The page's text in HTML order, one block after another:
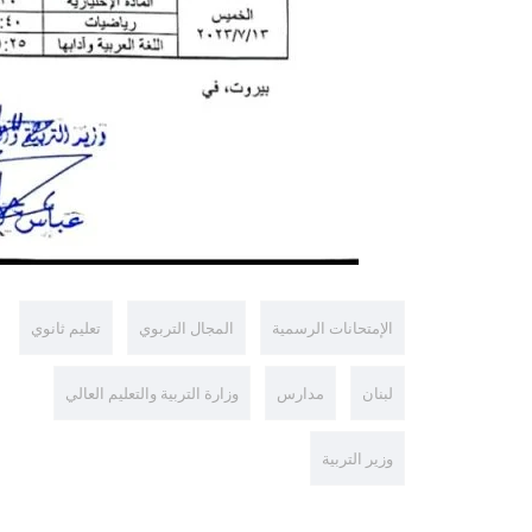
الإمتحانات الرسمية المجال التربوي تعليم ثانوي
لبنان مدارس وزارة التربية والتعليم العالي
وزير التربية